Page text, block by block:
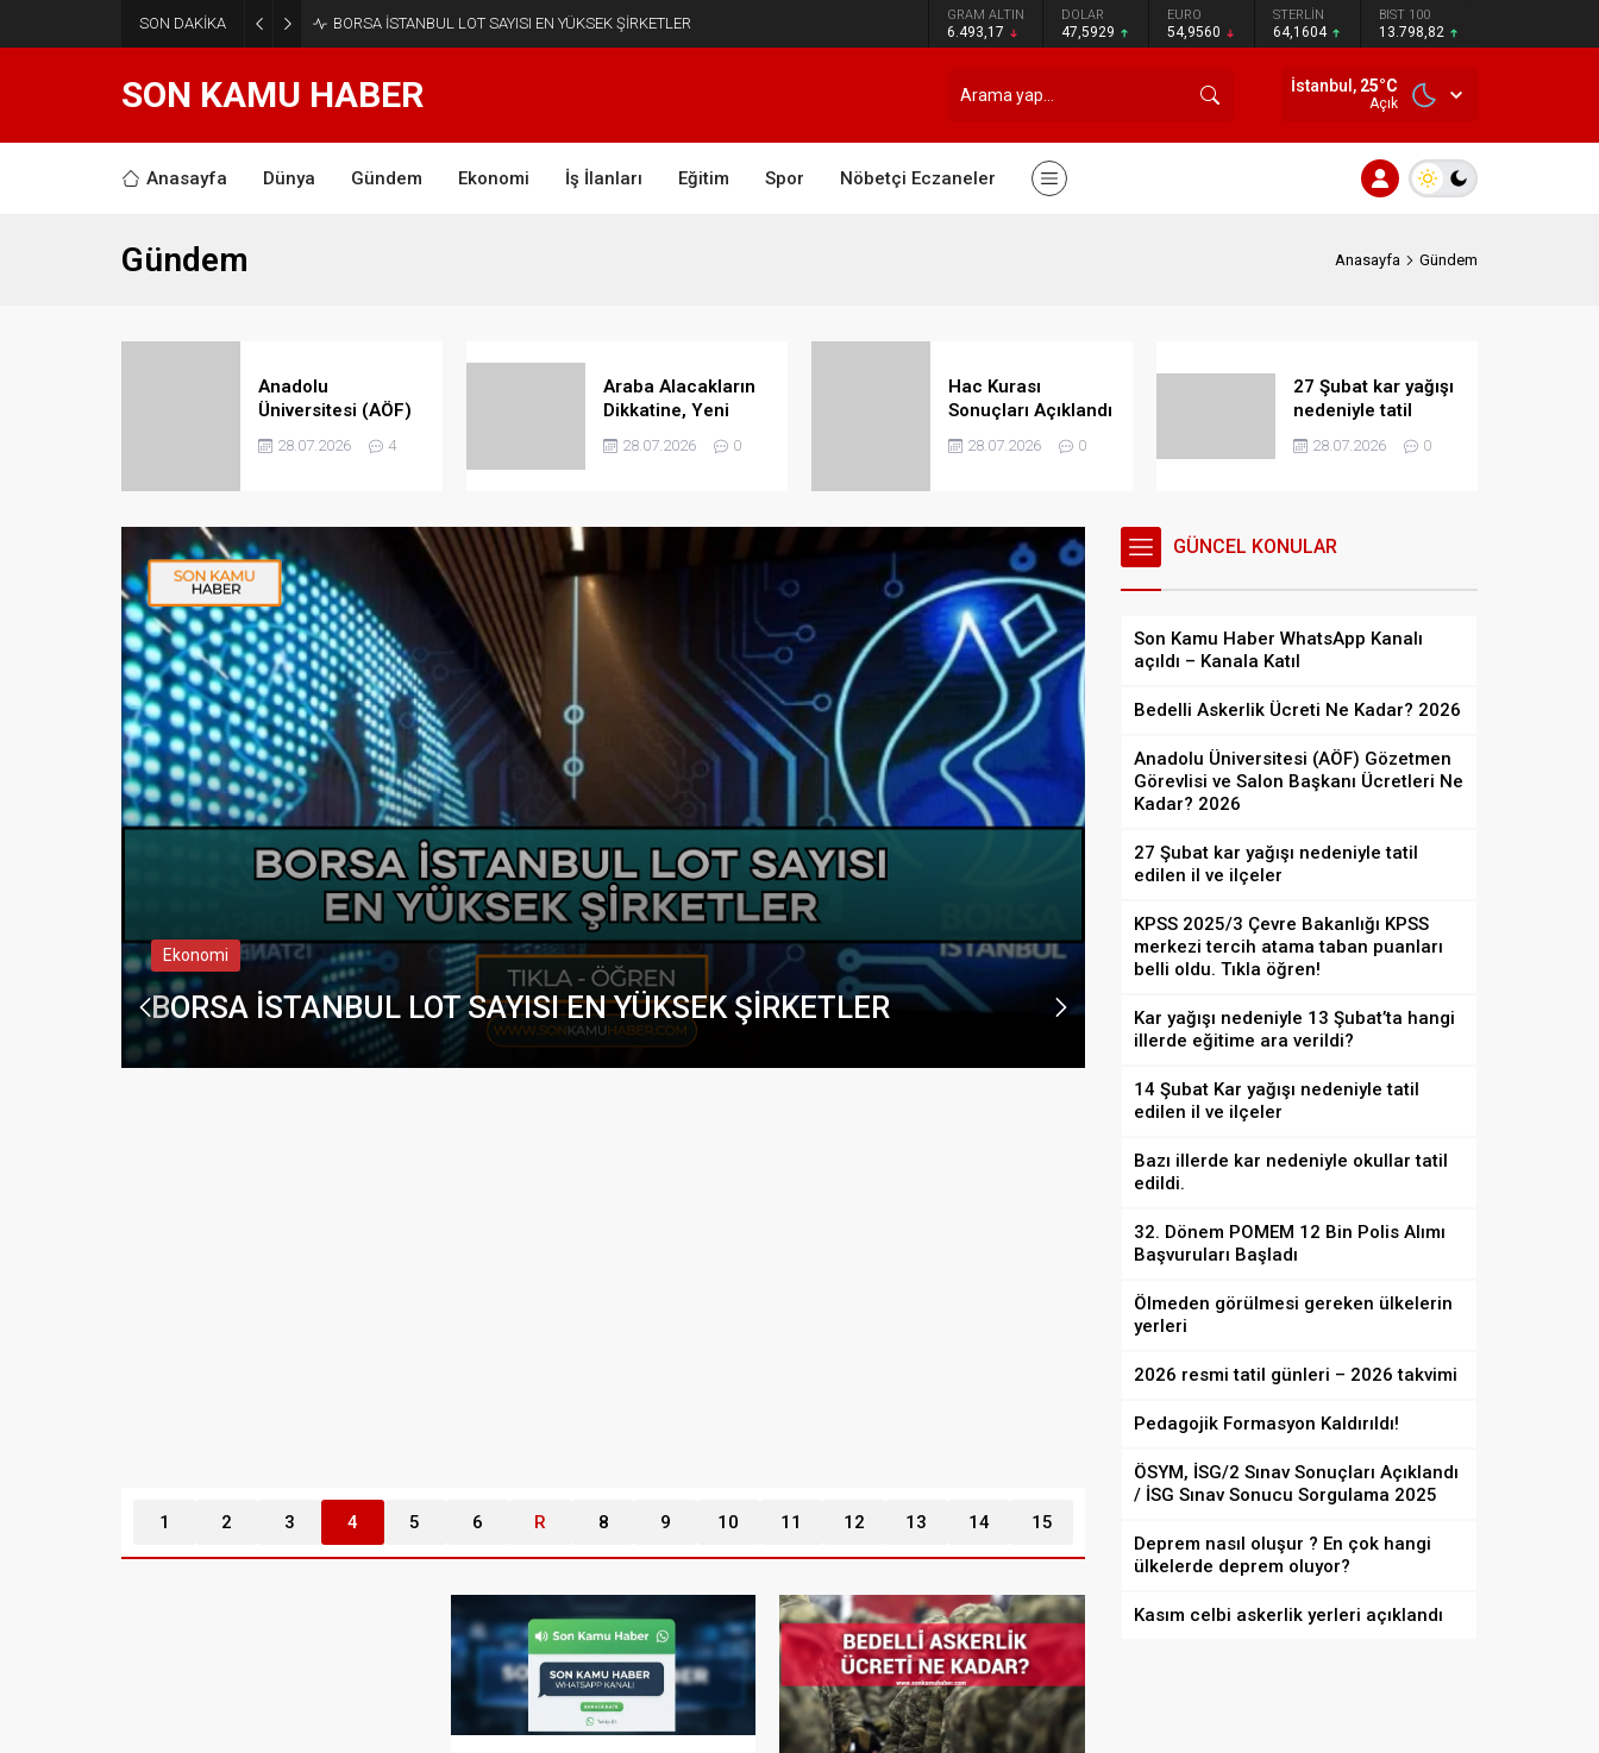
SON DAKİKA BORSA İSTANBUL LOT SAYISI EN YÜKSEK ŞİRKETLER GRAM ALTIN
6.493,17
DOLAR
47,5929
EURO
54,9560
STERLİN
64,1604
BIST 100
13.798,82
SON KAMU HABER İstanbul, 25°C
Açık
Anasayfa Dünya Gündem Ekonomi İş İlanları Eğitim Spor Nöbetçi Eczaneler
Gündem Anasayfa Gündem
Anadolu
Üniversitesi (AÖF)
2025-2026 Güz ve
Bahar Dönemi
28.07.2026 4
Araba Alacakların
Dikkatine, Yeni
Düzenleme Geldi?
28.07.2026 0
Hac Kurası
Sonuçları Açıklandı
Mı?Hac’a Gitmek
isteyenler
28.07.2026 0
27 Şubat kar yağışı
nedeniyle tatil
edilen il ve ilçeler
28.07.2026 0
Ekonomi
BORSA İSTANBUL LOT SAYISI EN YÜKSEK ŞİRKETLER
Gündem Ekonomi
Bedelli Askerlik Ücreti Ne Kadar?
1 2 3 4 5 6 R 8 9 10 11 12 13 14 15
GÜNCEL KONULAR
Son Kamu Haber WhatsApp Kanalı
açıldı – Kanala Katıl
Bedelli Askerlik Ücreti Ne Kadar? 2026
Anadolu Üniversitesi (AÖF) Gözetmen
Görevlisi ve Salon Başkanı Ücretleri Ne
Kadar? 2026
27 Şubat kar yağışı nedeniyle tatil
edilen il ve ilçeler
KPSS 2025/3 Çevre Bakanlığı KPSS
merkezi tercih atama taban puanları
belli oldu. Tıkla öğren!
Kar yağışı nedeniyle 13 Şubat’ta hangi
illerde eğitime ara verildi?
14 Şubat Kar yağışı nedeniyle tatil
edilen il ve ilçeler
Bazı illerde kar nedeniyle okullar tatil
edildi.
32. Dönem POMEM 12 Bin Polis Alımı
Başvuruları Başladı
Ölmeden görülmesi gereken ülkelerin
yerleri
2026 resmi tatil günleri – 2026 takvimi
Pedagojik Formasyon Kaldırıldı!
ÖSYM, İSG/2 Sınav Sonuçları Açıklandı
/ İSG Sınav Sonucu Sorgulama 2025
Deprem nasıl oluşur ? En çok hangi
ülkelerde deprem oluyor?
Kasım celbi askerlik yerleri açıklandı